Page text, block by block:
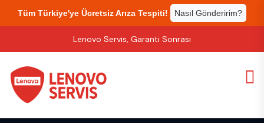
Tüm Türkiye'ye Ücretsiz Arıza Tespiti! Nasıl Gönderirim?
Lenovo Servis, Garanti Sonrası